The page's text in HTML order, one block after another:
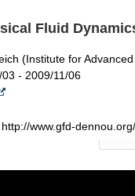
Fluid
(Institute for
03 - 2009/11/06
http://www.gfd-